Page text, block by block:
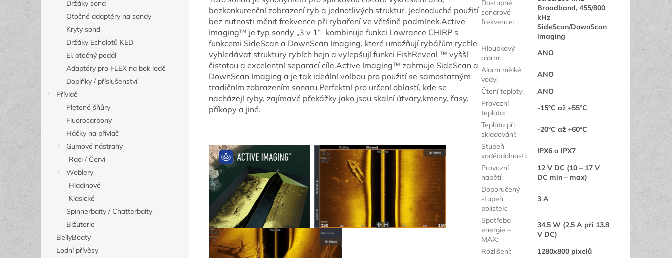
Držáky sond
Otočné adaptéry na sondy
Kryty sond
Držáky Echolotů KED
El. otočný pedál
Adaptéry pro FLEX na bok lodě
Doplňky / příslušenství
Přívlač
Pletené šňůry
Fluorocarbony
Háčky na přívlač
Gumové nástrahy
Raci / Červi
Woblery
Hladinové
Klasické
Spinnerbaity / Chatterbaity
Bižuterie
BellyBoaty
Lodní přívěsy
bezkonkurenční zobrazení ryb a jednotlivých struktur. Jednoduché použití
bez nutnosti měnit frekvence při rybaření ve většině podmínek.Active
Imaging™ je typ sondy „3 v 1“- kombinuje funkci Lowrance CHIRP s
funkcemi SideScan a DownScan Imaging, které umožňují rybářům rychle
vyhledávat struktury rybích hejn a vylepšují funkci FishReveal ™ vyšší
čistotou a excelentní separací cíle.Active Imaging™ zahrnuje SideScan a
DownScan Imaging a je tak ideální volbou pro použití se samostatným
tradičním zobrazením sonaru.Perfektní pro určení oblastí, kde se
nacházejí ryby, zajímavé překážky jako jsou skalní útvary,kmeny, řasy,
příkopy a jiné.
Dostupné
sonarové
frekvence:
Broadband, 455/800
kHz
SideScan/DownScan
imaging
Hloubkový
alarm:
ANO
Alarm mělké
vody:
ANO
Čtení teploty:
ANO
Provozní
teplota:
-15°C až +55°C
Teplota při
skladování:
-20°C až +60°C
Stupeň
voděodolnosti:
IPX6 a IPX7
Provozní
napětí:
12 V DC (10 – 17 V
DC min – max)
Doporučený
stupeň
pojistek:
3 A
Spotřeba
energie –
MAX:
34.5 W (2.5 A při 13.8
V DC)
Rozlišení:
1280x800 pixelů